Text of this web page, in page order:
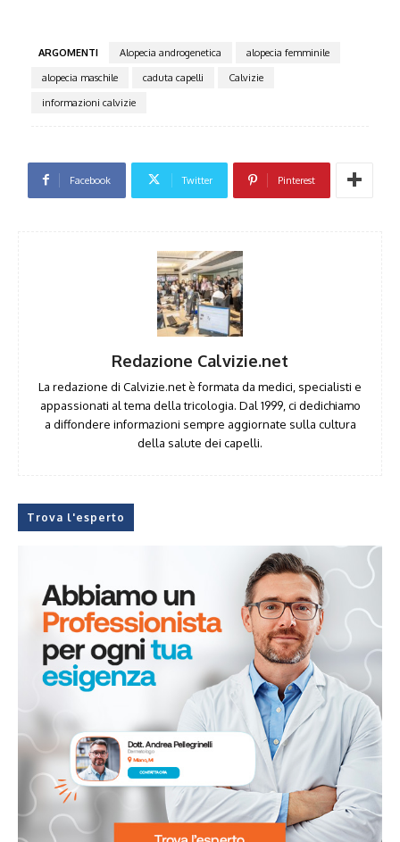
ARGOMENTI Alopecia androgenetica
alopecia femminile
alopecia maschile
caduta capelli
Calvizie
informazioni calvizie
Facebook Twitter Pinterest
Redazione Calvizie.net
La redazione di Calvizie.net è formata da medici, specialisti e
appassionati al tema della tricologia. Dal 1999, ci dedichiamo
a diffondere informazioni sempre aggiornate sulla cultura
della salute dei capelli.
Trova l'esperto